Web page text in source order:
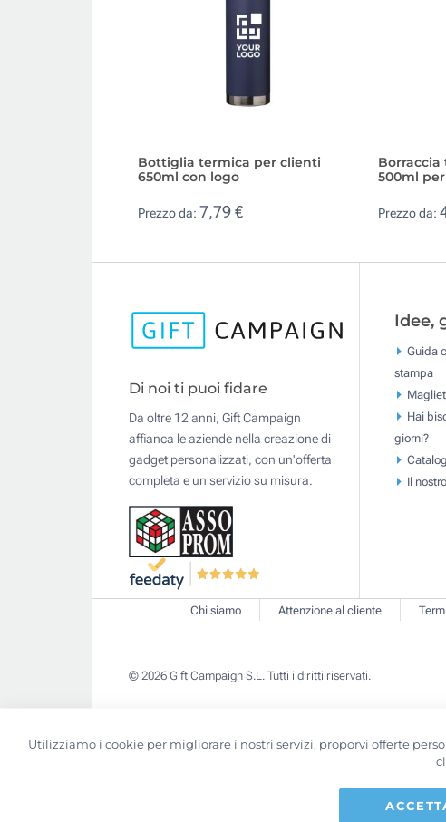
Bottiglia termica per clienti
650ml con logo
Prezzo da: 7,79 €
Borraccia
500ml
Prezzo da:
Di noi ti puoi fidare
Da oltre 12 anni, Gift Campaign
affianca le aziende nella creazione di
gadget personalizzati, con un'offerta
completa e un servizio su misura.
Idee,
Guida
stampa
Hai
giorni?
Il
Chi siamo Attenzione al cliente
© 2026 Gift Campaign S.L. Tutti i diritti riservati.
Utilizziamo i cookie per migliorare i nostri servizi, proporvi offerte